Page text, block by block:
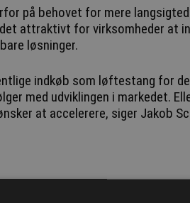
på behovet for mere
attraktivt for virksomheder at
løsninger.
indkøb som løftestang for
med udviklingen i markedet.
at accelerere, siger Jakob